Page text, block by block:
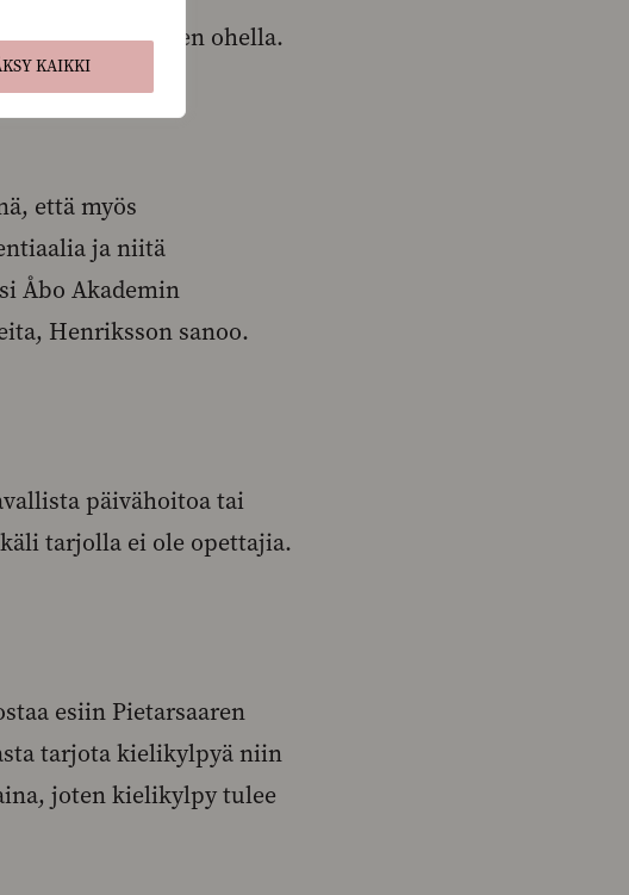
KAIKKI
toisen kielen ohella.
että myös
ja niitä
Åbo Akademin
Henriksson sanoo.
päivähoitoa tai
tarjolla ei ole opettajia.
esiin Pietarsaaren
tarjota kielikylpyä niin
joten kielikylpy tulee